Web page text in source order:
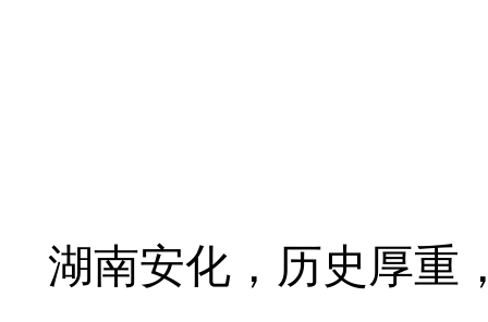
湖南安化，历史厚重